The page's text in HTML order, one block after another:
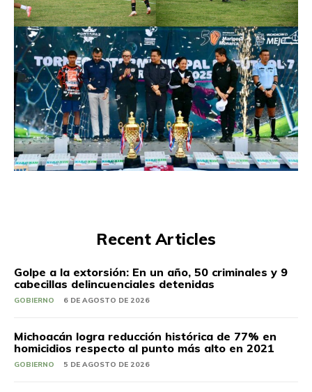
Recent Articles
Golpe a la extorsión: En un año, 50 criminales y 9
cabecillas delincuenciales detenidas
GOBIERNO 6 DE AGOSTO DE 2026
Michoacán logra reducción histórica de 77% en
homicidios respecto al punto más alto en 2021
GOBIERNO 5 DE AGOSTO DE 2026